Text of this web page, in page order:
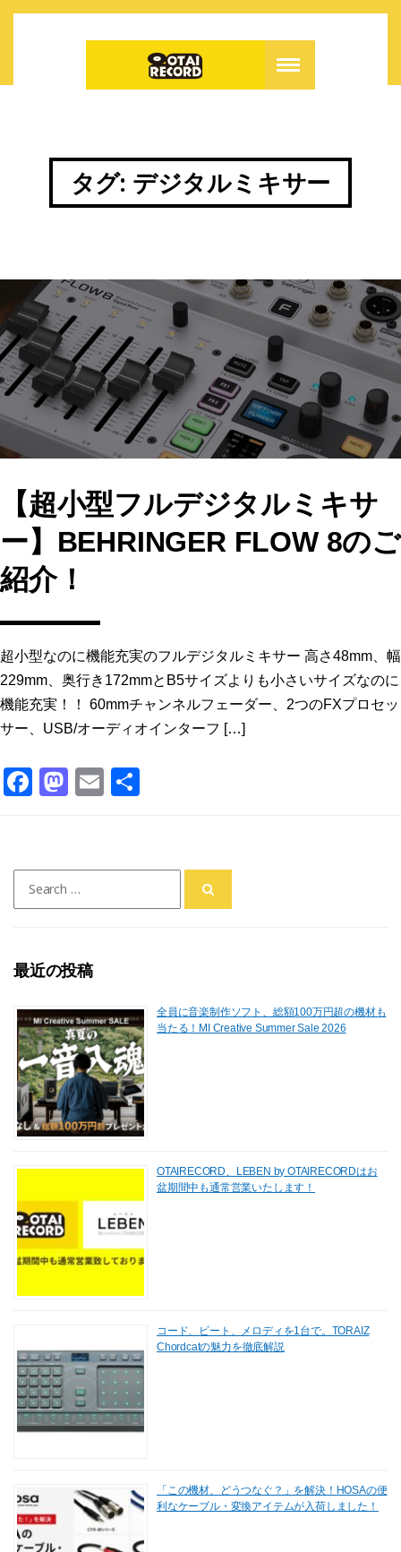
タグ: デジタルミキサー
【超小型フルデジタルミキサ
ー】BEHRINGER FLOW 8のご
紹介！
超小型なのに機能充実のフルデジタルミキサー 高さ48mm、幅
229mm、奥行き172mmとB5サイズよりも小さいサイズなのに
機能充実！！ 60mmチャンネルフェーダー、2つのFXプロセッ
サー、USB/オーディオインターフ […]
F
e
b
o
k
M
o
d
n
E
l
for:
最近の投稿
全員に音楽制作ソフト、総額100万円超の機材も
当たる！MI Creative Summer Sale 2026
OTAIRECORD、LEBEN by OTAIRECORDはお
盆期間中も通常営業いたします！
コード、ビート、メロディを1台で。TORAIZ
Chordcatの魅力を徹底解説
「この機材、どうつなぐ？」を解決！HOSAの便
利なケーブル・変換アイテムが入荷しました！